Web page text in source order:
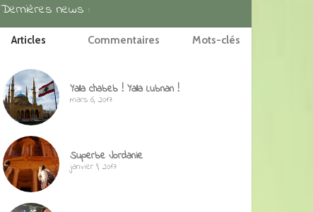
Dernières news :
Articles Commentaires Mots-clés
Yalla chabeb ! Yalla Lubnan !
mars 6, 2017
Superbe Jordanie
janvier 9, 2017